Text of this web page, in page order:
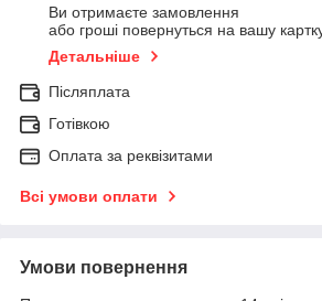
Ви отримаєте замовлення
або гроші повернуться на вашу
Детальніше
Післяплата
Готівкою
Оплата за реквізитами
Всі умови оплати
Умови повернення